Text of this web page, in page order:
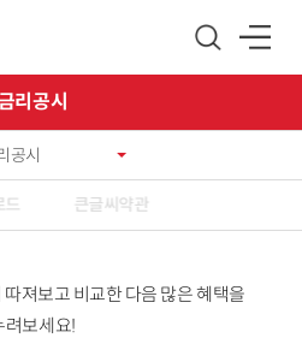
리공시
공시
드 큰글씨약관
져보고 비교한 다음 많은 혜택을
려보세요!